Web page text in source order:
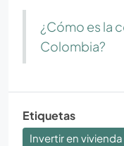
¿Cómo es la
Colombia?
Etiquetas
Invertir en